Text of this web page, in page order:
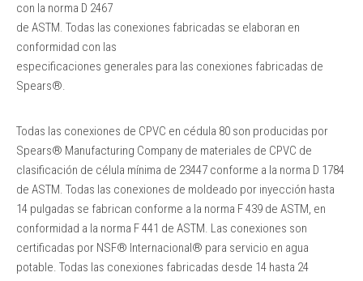
con la norma D 2467
de ASTM. Todas las conexiones fabricadas se elaboran en
conformidad con las
especificaciones generales para las conexiones fabricadas de
Spears®.
Todas las conexiones de CPVC en cédula 80 son producidas por
Spears® Manufacturing Company de materiales de CPVC de
clasificación de célula mínima de 23447 conforme a la norma D 1784
de ASTM. Todas las conexiones de moldeado por inyección hasta
14 pulgadas se fabrican conforme a la norma F 439 de ASTM, en
conformidad a la norma F 441 de ASTM. Las conexiones son
certificadas por NSF® Internacional® para servicio en agua
potable. Todas las conexiones fabricadas desde 14 hasta 24